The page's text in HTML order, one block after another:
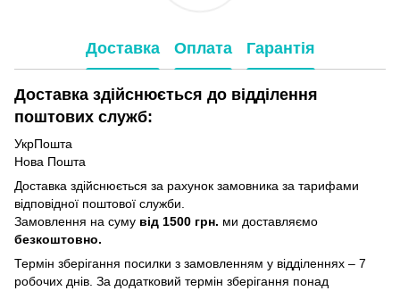
Доставка Оплата Гарантія
Доставка здійснюється до відділення
поштових служб:
УкрПошта
Нова Пошта
Доставка здійснюється за рахунок замовника за тарифами
відповідної поштової служби.
Замовлення на суму від 1500 грн. ми доставляємо
безкоштовно.
Термін зберігання посилки з замовленням у відділеннях – 7
робочих днів. За додатковий термін зберігання понад